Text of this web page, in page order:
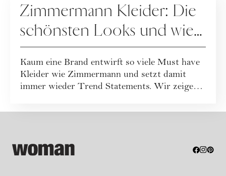
Zimmermann Kleider: Die
schönsten Looks und wie
Sie sie stilvoll kombinieren
Kaum eine Brand entwirft so viele Must have
Kleider wie Zimmermann und setzt damit
immer wieder Trend Statements. Wir zeigen